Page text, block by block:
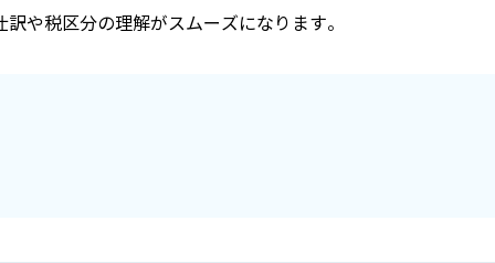
や税区分の理解がスムーズになります。